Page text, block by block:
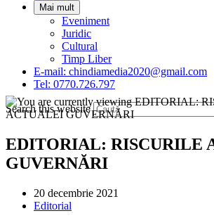
Mai mult
Eveniment
Juridic
Cultural
Timp Liber
E-mail: chindiamedia2020@gmail.com
Tel: 0770.726.797
Search this website
EDITORIAL: RISCURILE
GUVERNĂRI
Post
published:
20 decembrie 2021
Post
Editorial